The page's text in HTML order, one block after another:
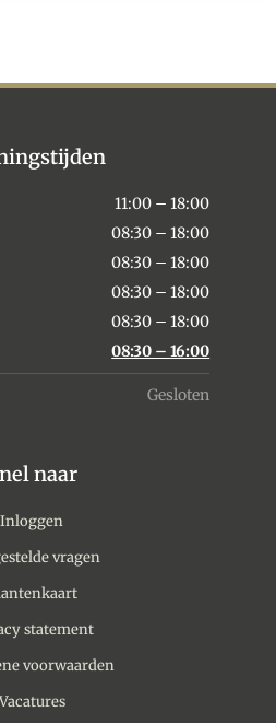
11:00 – 18:00
08:30 – 18:00
08:30 – 18:00
08:30 – 18:00
08:30 – 18:00
08:30 – 16:00
Gesloten
naar
Inloggen
vragen
statement
voorwaarden